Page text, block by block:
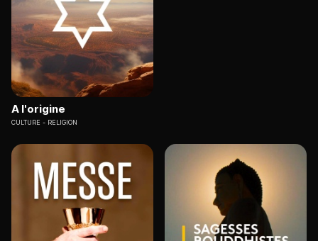
A l'origine
CULTURE RELIGION